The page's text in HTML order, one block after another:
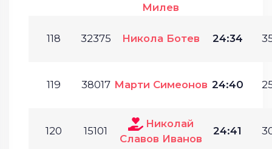
Милев
118 32375 Никола Ботев 24:34
119 38017 Марти Симеонов 24:40
120 15101
Николай
Славов Иванов
24:41